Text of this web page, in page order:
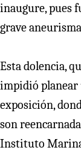
inaugure, pues
grave
Esta dolencia,
impidió planear
exposición,
son
Instituto